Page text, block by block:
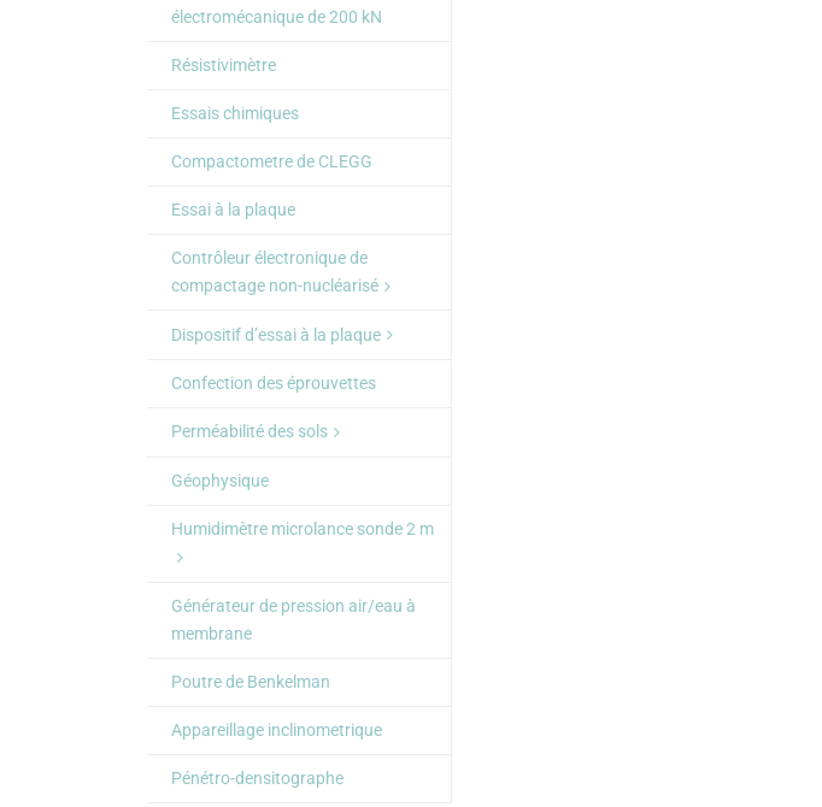
électromécanique de 200 kN
Résistivimètre
Essais chimiques
Compactometre de CLEGG
Essai à la plaque
Contrôleur électronique de
compactage non-nucléarisé
Dispositif d’essai à la plaque
Confection des éprouvettes
Perméabilité des sols
Géophysique
Humidimètre microlance sonde 2 m
Générateur de pression air/eau à
membrane
Poutre de Benkelman
Appareillage inclinometrique
Pénétro-densitographe